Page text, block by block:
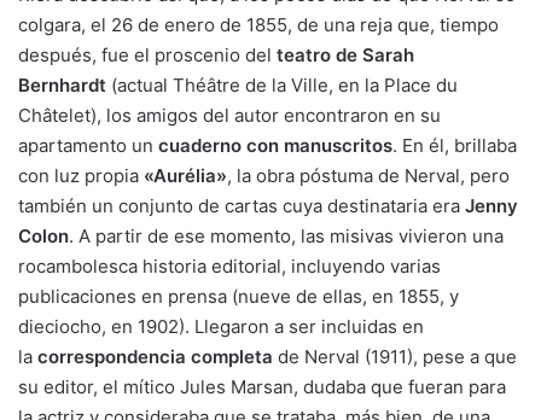
colgara, el 26 de enero de 1855, de una reja que, tiempo
después, fue el proscenio del teatro de Sarah
Bernhardt (actual Théâtre de la Ville, en la Place du
Châtelet), los amigos del autor encontraron en su
apartamento un cuaderno con manuscritos. En él, brillaba
con luz propia «Aurélia», la obra póstuma de Nerval, pero
también un conjunto de cartas cuya destinataria era Jenny
Colon. A partir de ese momento, las misivas vivieron una
rocambolesca historia editorial, incluyendo varias
publicaciones en prensa (nueve de ellas, en 1855, y
dieciocho, en 1902). Llegaron a ser incluidas en
la correspondencia completa de Nerval (1911), pese a que
su editor, el mítico Jules Marsan, dudaba que fueran para